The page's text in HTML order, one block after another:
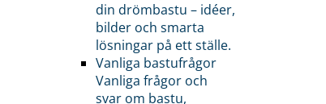
din drömbastu – idéer,
bilder och smarta
lösningar på ett ställe.
Vanliga bastufrågor
Vanliga frågor och
svar om bastu,